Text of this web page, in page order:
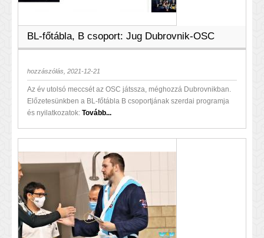
BL-főtábla, B csoport: Jug Dubrovnik-OSC
hozzászólás, 2021-12-21
Az év utolsó meccsét az OSC játssza, méghozzá Dubrovnikban.
Előzetesünkben a BL-főtábla B csoportjának szerdai programja
és nyilatkozatok: Tovább...